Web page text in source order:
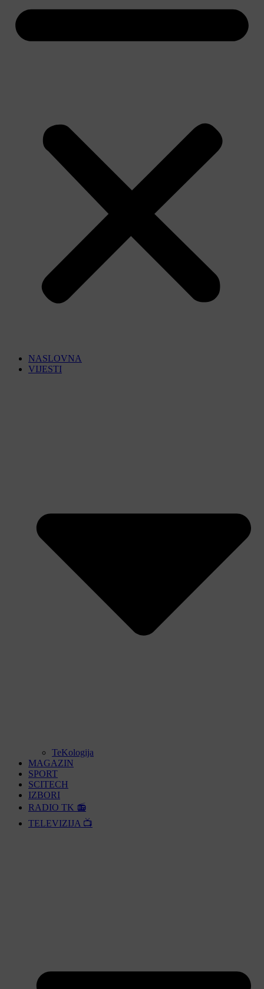
NASLOVNA
VIJESTI
TeKologija
MAGAZIN
SPORT
SCITECH
IZBORI
RADIO TK 📻
TELEVIZIJA 📺